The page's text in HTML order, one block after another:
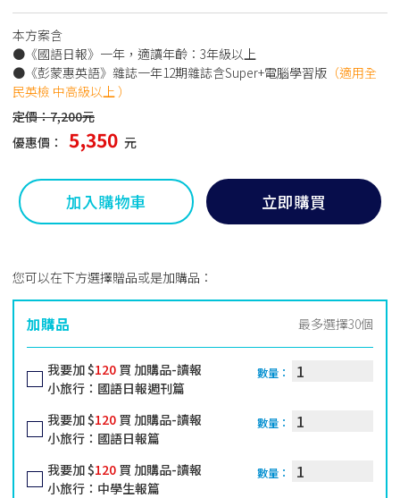
本方案含
●《國語日報》一年，適讀年齡：3年級以上
●《彭蒙惠英語》雜誌一年12期雜誌含Super+電腦學習版 （適用全
民英檢 中高級以上 ）
定價：7,200元
優惠價：
5,350 元
加入購物車 立即購買
您可以在下方選擇贈品或是加購品：
加購品 最多選擇30個
我要加 $120 買 加購品-讀報
小旅行：國語日報週刊篇
數量：
我要加 $120 買 加購品-讀報
小旅行：國語日報篇
數量：
我要加 $120 買 加購品-讀報
小旅行：中學生報篇
數量：